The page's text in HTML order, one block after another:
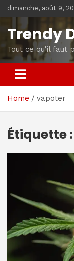
Skip
to
content
dimanche, août 9,
Trendy
Tout ce qu'il faut
Home vapoter
Étiquette :